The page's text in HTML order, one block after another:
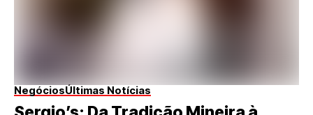
NegóciosÚltimas Notícias